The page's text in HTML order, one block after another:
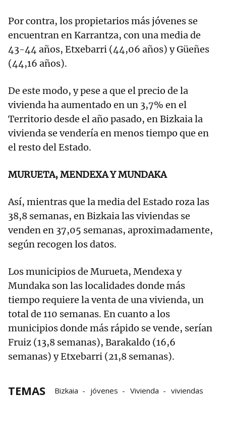
Por contra, los propietarios más jóvenes se
encuentran en Karrantza, con una media de
43-44 años, Etxebarri (44,06 años) y Güeñes
(44,16 años).
De este modo, y pese a que el precio de la
vivienda ha aumentado en un 3,7% en el
Territorio desde el año pasado, en Bizkaia la
vivienda se vendería en menos tiempo que en
el resto del Estado.
MURUETA, MENDEXA Y MUNDAKA
Así, mientras que la media del Estado roza las
38,8 semanas, en Bizkaia las viviendas se
venden en 37,05 semanas, aproximadamente,
según recogen los datos.
Los municipios de Murueta, Mendexa y
Mundaka son las localidades donde más
tiempo requiere la venta de una vivienda, un
total de 110 semanas. En cuanto a los
municipios donde más rápido se vende, serían
Fruiz (13,8 semanas), Barakaldo (16,6
semanas) y Etxebarri (21,8 semanas).
TEMAS Bizkaia jóvenes Vivienda viviendas